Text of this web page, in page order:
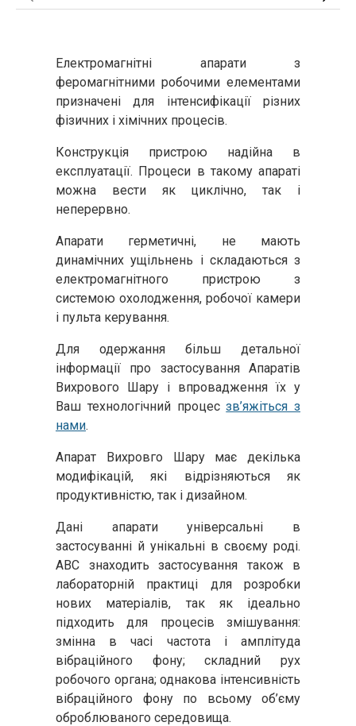
Електромагнітні апарати з
феромагнітними робочими елементами
призначені для інтенсифікації різних
фізичних і хімічних процесів.
Конструкція пристрою надійна в
експлуатації. Процеси в такому апараті
можна вести як циклічно, так і
неперервно.
Апарати герметичні, не мають
динамічних ущільнень і складаються з
електромагнітного пристрою з
системою охолодження, робочої камери
і пульта керування.
Для одержання більш детальної
інформації про застосування Апаратів
Вихрового Шару і впровадження їх у
Ваш технологічний процесзв’яжіться з
нами.
Апарат Вихровго Шару має декілька
модифікацій, які відрізняються як
продуктивністю, так і дизайном.
Дані апарати універсальні в
застосуванні й унікальні в своєму роді.
АВС знаходить застосування також в
лабораторній практиці для розробки
нових матеріалів, так як ідеально
підходить для процесів змішування:
змінна в часі частота і амплітуда
вібраційного фону; складний рух
робочого органа; однакова інтенсивність
вібраційного фону по всьому об’єму
оброблюваного середовища.